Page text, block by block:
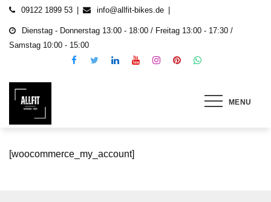
Skip
content
09122 1899 53 info@allfit-bikes.de
Dienstag - Donnerstag 13:00 - 18:00 / Freitag 13:00 - 17:30 /
Samstag 10:00 - 15:00
ALLFIT Fahrrad & E-Bikes
Gebrauchte und neu E-Bikes, Fahrräder & E-
MENU
[woocommerce_my_account]